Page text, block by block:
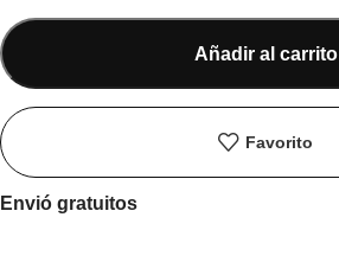
Añadir al carrito
Favorito
Envió gratuitos